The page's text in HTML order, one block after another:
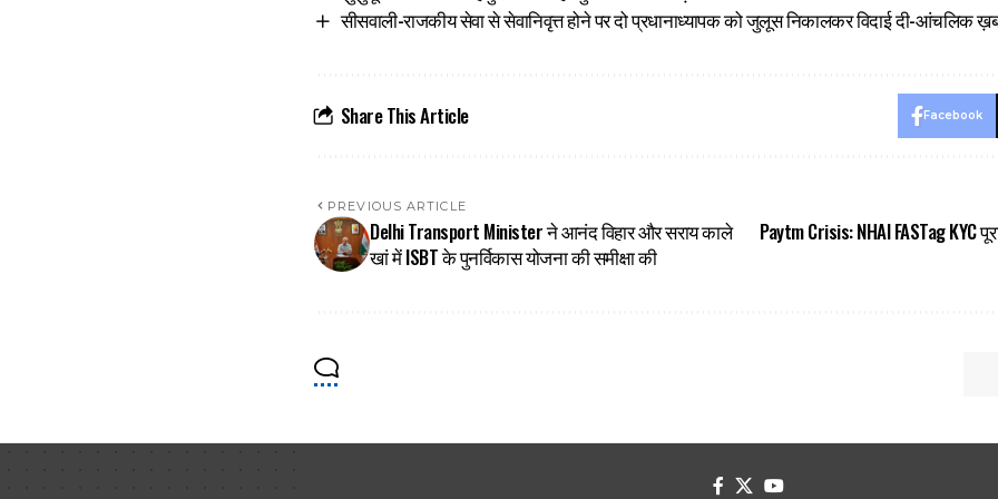
सीसवाली-राजकीय सेवा से सेवानिवृत्त होने पर दो प्रधानाध्यापक को जुलूस निकालकर विदाई दी-आंचलिक
Share This Article Facebook
PREVIOUS ARTICLE
Delhi Transport Minister ने आनंद विहार और सराय काले
खां में ISBT के पुनर्विकास योजना की समीक्षा की
Paytm Crisis: NHAI FASTag KYC